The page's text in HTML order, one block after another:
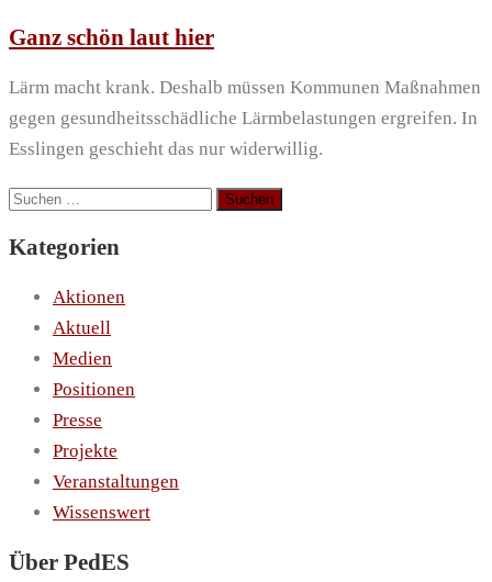
Ganz schön laut hier
Lärm macht krank. Deshalb müssen Kommunen Maßnahmen
gegen gesundheitsschädliche Lärmbelastungen ergreifen. In
Esslingen geschieht das nur widerwillig.
Suchen
Kategorien
Aktionen
Aktuell
Medien
Positionen
Presse
Projekte
Veranstaltungen
Wissenswert
Über PedES